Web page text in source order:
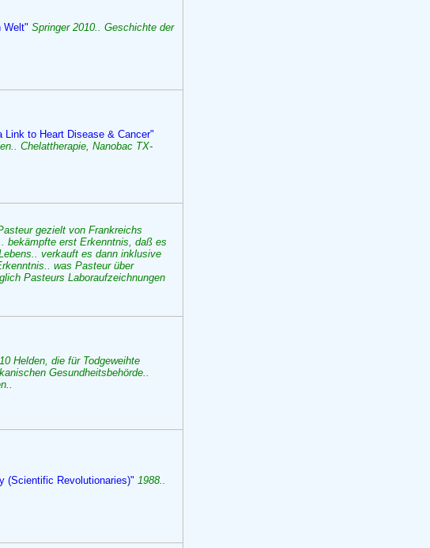
Welt" Springer 2010.. Geschichte der
Link to Heart Disease & Cancer"
Chelattherapie, Nanobac TX-
gezielt von Frankreichs
bekämpfte erst Erkenntnis, daß es
verkauft es dann inklusive
was Pasteur über
Pasteurs Laboraufzeichnungen
Helden, die für Todgeweihte
Gesundheitsbehörde..
(Scientific Revolutionaries)" 1988..